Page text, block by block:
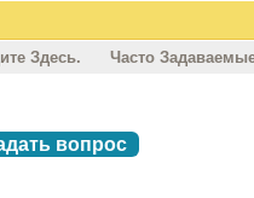
Здесь. Часто
вопрос